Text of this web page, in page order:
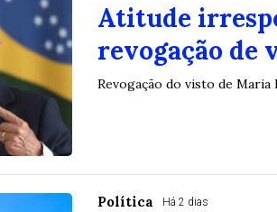
Atitude
revogação de
Revogação do visto de
Política Há 2 dias